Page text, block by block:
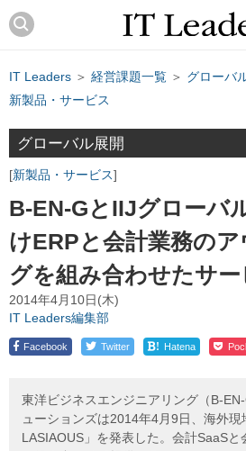
IT Leaders ＞ 経営課題一覧 ＞ グローバ
新製品・サービス
グローバル展開
新製品・サービス
B-EN-GとIIJグローバ
けERPと会計業務の
グを組み合わせたサ
2014年4月10日(木)
IT Leaders編集部
Facebook Twitter ! Hatena
東洋ビジネスエンジニアリング（B-
ューションズは2014年4月9日、海外
LASIAOUS」を発表した。会計SaaSと